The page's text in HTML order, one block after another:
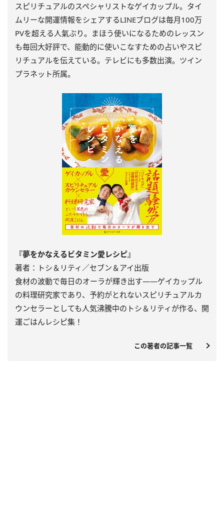
スピリチュアルのスペシャリストなゲイカップル。タイ
ムリーな開運情報をシェアするLINEブログは毎月100万
PVを超える人氣ぶり。まほう使いになるためのレッスン
も毎回大好評で、能動的に使いこなすための占いやスピ
リチュアルを伝えている。テレビにも多数出演。ツイン
プラネット所属。
『夢をかなえるビタミン愛レシピ』
著者：トシ＆リティ／セブン＆アイ出版
食材の波動で毎日のオーラが輝き出す――ゲイカップル
の料理研究家であり、予約がとれないスピリチュアルカ
ウンセラーとしても人気沸騰中のトシ＆リティが作る、開
運ごはんレシピ集！
この著者の記事一覧